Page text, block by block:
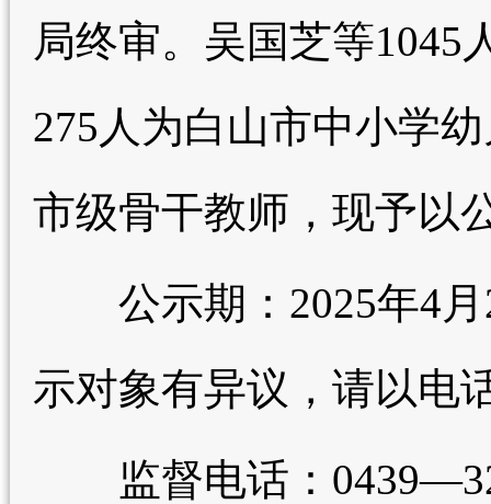
局终审。吴国芝等1045
275人为白山市中小学
市级骨干教师，现予以
公示期：2025年4月
示对象有异议，请以电
监督电话：